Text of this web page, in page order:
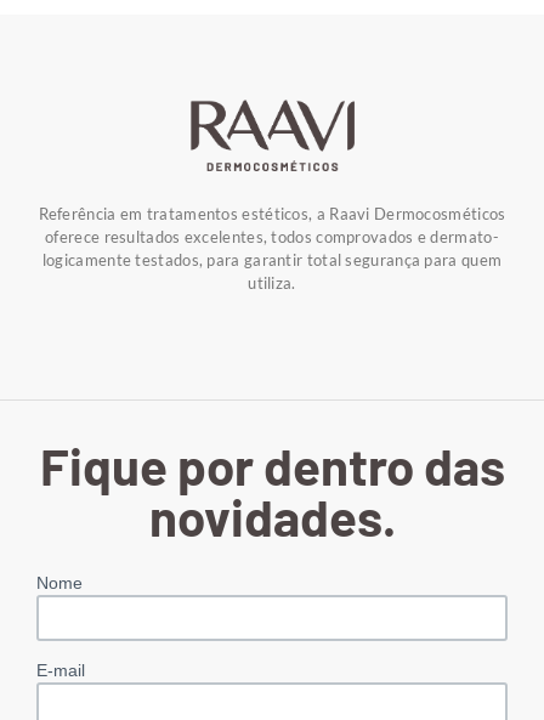
Referência em tratamentos estéticos, a Raavi Dermocosméticos
oferece resultados excelentes, todos comprovados e dermato-
logicamente testados, para garantir total segurança para quem
utiliza.
Fique por dentro das
novidades.
Nome
E-mail